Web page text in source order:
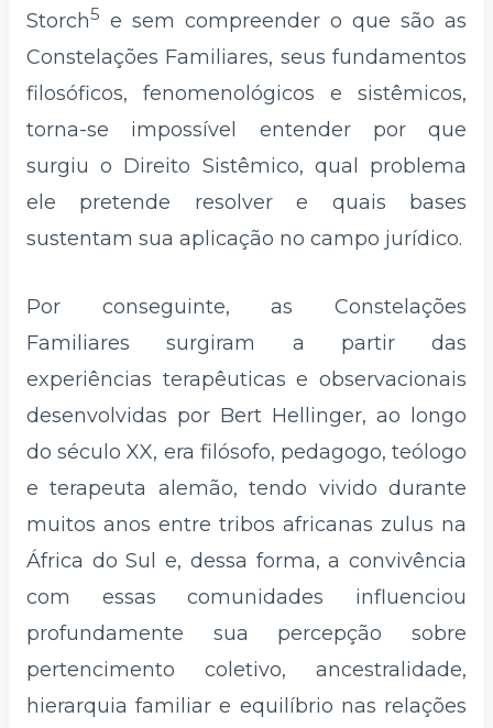
Storch5 e sem compreender o que são as
Constelações Familiares, seus fundamentos
filosóficos, fenomenológicos e sistêmicos,
torna-se impossível entender por que
surgiu o Direito Sistêmico, qual problema
ele pretende resolver e quais bases
sustentam sua aplicação no campo jurídico.
Por conseguinte, as Constelações
Familiares surgiram a partir das
experiências terapêuticas e observacionais
desenvolvidas por Bert Hellinger, ao longo
do século XX, era filósofo, pedagogo, teólogo
e terapeuta alemão, tendo vivido durante
muitos anos entre tribos africanas zulus na
África do Sul e, dessa forma, a convivência
com essas comunidades influenciou
profundamente sua percepção sobre
pertencimento coletivo, ancestralidade,
hierarquia familiar e equilíbrio nas relações